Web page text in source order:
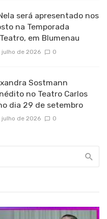
será apresentado nos
na Temporada
em Blumenau
julho de 2026 0
Sostmann
no Teatro Carlos
dia 29 de setembro
julho de 2026 0